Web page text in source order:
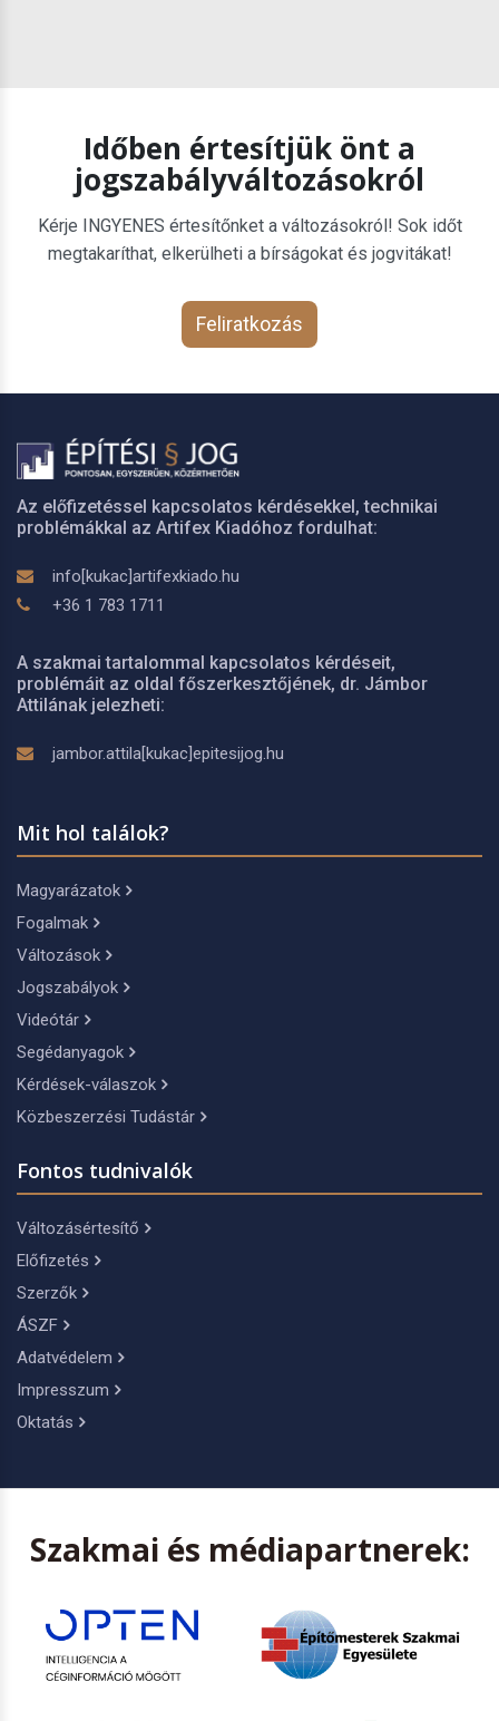
Időben értesítjük önt a
jogszabályváltozásokról
Kérje INGYENES értesítőnket a változásokról! Sok időt
megtakaríthat, elkerülheti a bírságokat és jogvitákat!
Feliratkozás
Az előfizetéssel kapcsolatos kérdésekkel, technikai
problémákkal az Artifex Kiadóhoz fordulhat:
info[kukac]artifexkiado.hu
+36 1 783 1711
A szakmai tartalommal kapcsolatos kérdéseit,
problémáit az oldal főszerkesztőjének, dr. Jámbor
Attilának jelezheti:
jambor.attila[kukac]epitesijog.hu
Mit hol találok?
Magyarázatok
Fogalmak
Változások
Jogszabályok
Videótár
Segédanyagok
Kérdések-válaszok
Közbeszerzési Tudástár
Fontos tudnivalók
Változásértesítő
Előfizetés
Szerzők
ÁSZF
Adatvédelem
Impresszum
Oktatás
Szakmai és médiapartnerek: